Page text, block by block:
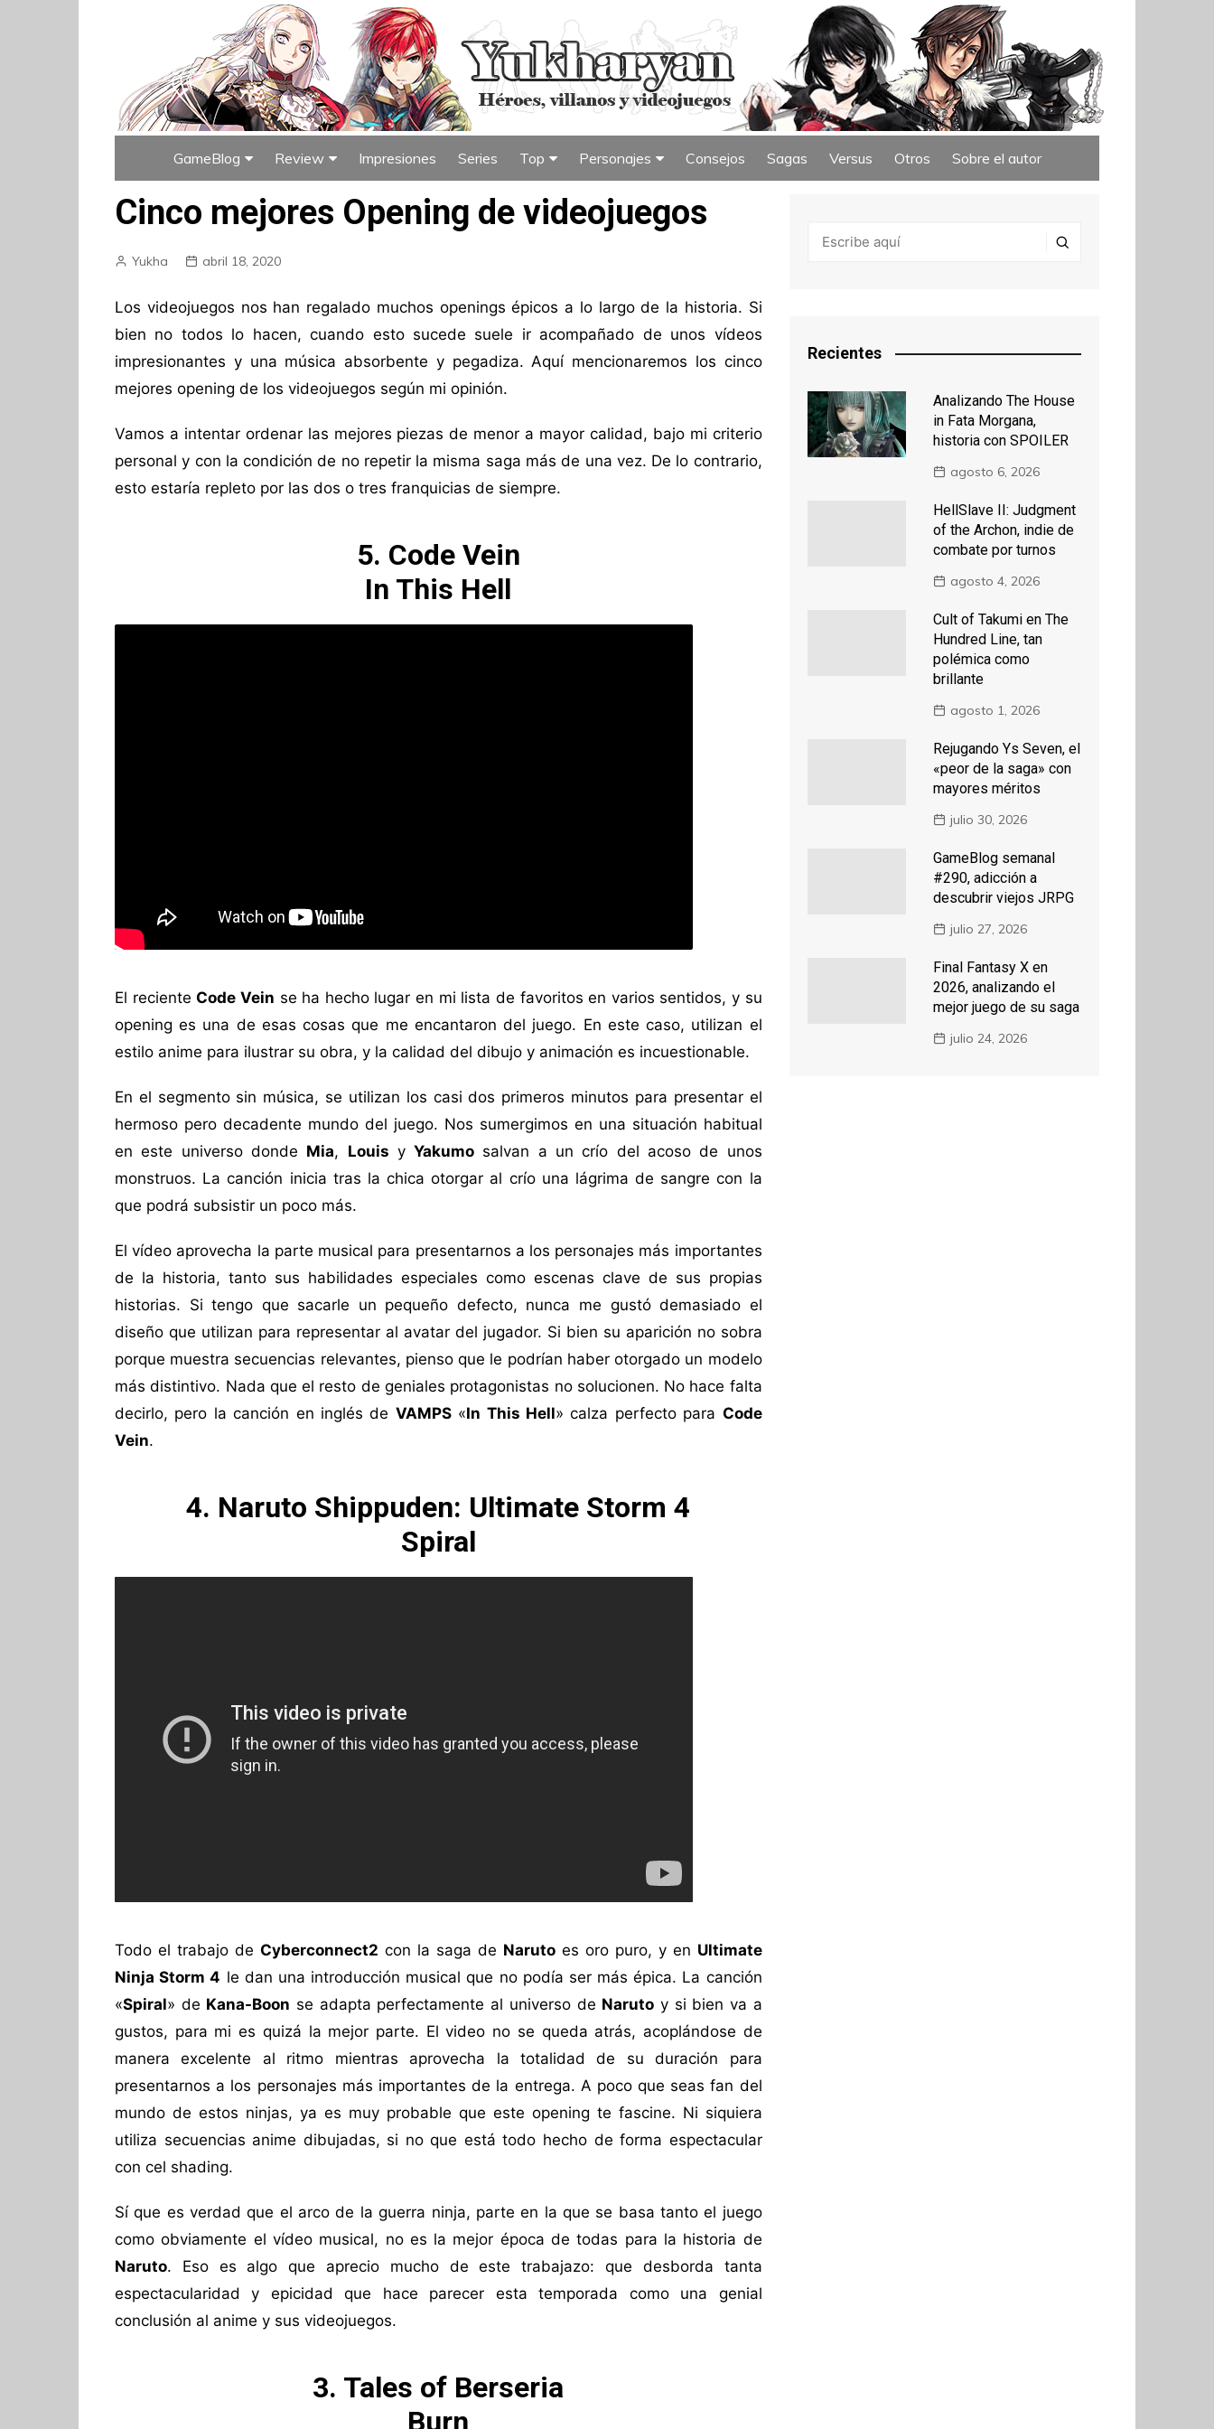
GameBlog
Índice de GameBlog
Review
Índice de Review
Impresiones Series Top
Índice de Top
Personajes
Índice de Personajes
Consejos Sagas Versus Otros Sobre el autor
Cinco mejores Opening de videojuegos
Yukha abril 18, 2020
Los videojuegos nos han regalado muchos openings épicos a lo largo de la historia. Si
bien no todos lo hacen, cuando esto sucede suele ir acompañado de unos vídeos
impresionantes y una música absorbente y pegadiza. Aquí mencionaremos los cinco
mejores opening de los videojuegos según mi opinión.
Vamos a intentar ordenar las mejores piezas de menor a mayor calidad, bajo mi criterio
personal y con la condición de no repetir la misma saga más de una vez. De lo contrario,
esto estaría repleto por las dos o tres franquicias de siempre.
5. Code Vein
In This Hell
El recienteCode Vein se ha hecho lugar en mi lista de favoritos en varios sentidos, y su
opening es una de esas cosas que me encantaron del juego. En este caso, utilizan el
estilo anime para ilustrar su obra, y la calidad del dibujo y animación es incuestionable.
En el segmento sin música, se utilizan los casi dos primeros minutos para presentar el
hermoso pero decadente mundo del juego. Nos sumergimos en una situación habitual
en este universo donde Mia, Louis yYakumo salvan a un crío del acoso de unos
monstruos. La canción inicia tras la chica otorgar al crío una lágrima de sangre con la
que podrá subsistir un poco más.
El vídeo aprovecha la parte musical para presentarnos a los personajes más importantes
de la historia, tanto sus habilidades especiales como escenas clave de sus propias
historias. Si tengo que sacarle un pequeño defecto, nunca me gustó demasiado el
diseño que utilizan para representar al avatar del jugador. Si bien su aparición no sobra
porque muestra secuencias relevantes, pienso que le podrían haber otorgado un modelo
más distintivo. Nada que el resto de geniales protagonistas no solucionen. No hace falta
decirlo, pero la canción en inglés de VAMPS«In This Hell» calza perfecto para Code
Vein.
4. Naruto Shippuden: Ultimate Storm 4
Spiral
Todo el trabajo de Cyberconnect2 con la saga de Narutoes oro puro, y en Ultimate
Ninja Storm 4 le dan una introducción musical que no podía ser más épica. La canción
«Spiral» de Kana-Boon se adapta perfectamente al universo de Naruto y si bien va a
gustos, para mi es quizá la mejor parte. El video no se queda atrás, acoplándose de
manera excelente al ritmo mientras aprovecha la totalidad de su duración para
presentarnos a los personajes más importantes de la entrega. A poco que seas fan del
mundo de estos ninjas, ya es muy probable que este opening te fascine. Ni siquiera
utiliza secuencias anime dibujadas, si no que está todo hecho de forma espectacular
con cel shading.
Sí que es verdad que el arco de la guerra ninja, parte en la que se basa tanto el juego
como obviamente el vídeo musical, no es la mejor época de todas para la historia de
Naruto. Eso es algo que aprecio mucho de este trabajazo: que desborda tanta
espectacularidad y epicidad que hace parecer esta temporada como una genial
conclusión al anime y sus videojuegos.
3. Tales of Berseria
Burn
Recientes
Analizando The House
in Fata Morgana,
historia con SPOILER
agosto 6, 2026
HellSlave II: Judgment
of the Archon, indie de
combate por turnos
agosto 4, 2026
Cult of Takumi en The
Hundred Line, tan
polémica como
brillante
agosto 1, 2026
Rejugando Ys Seven, el
«peor de la saga» con
mayores méritos
julio 30, 2026
GameBlog semanal
#290, adicción a
descubrir viejos JRPG
julio 27, 2026
Final Fantasy X en
2026, analizando el
mejor juego de su saga
julio 24, 2026